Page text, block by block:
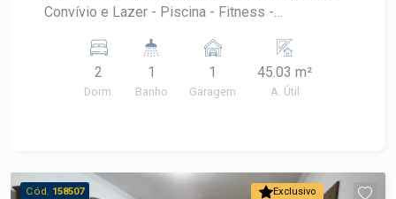
Convívio e Lazer - Piscina - Fitness -
Bicicletário - Minicampo gramado - Pet place -
Redário - Horta
2
Dorm.
1
Banho
1
Garagem
45.03 m²
A. Útil
Exclusivo
Cód. 158507